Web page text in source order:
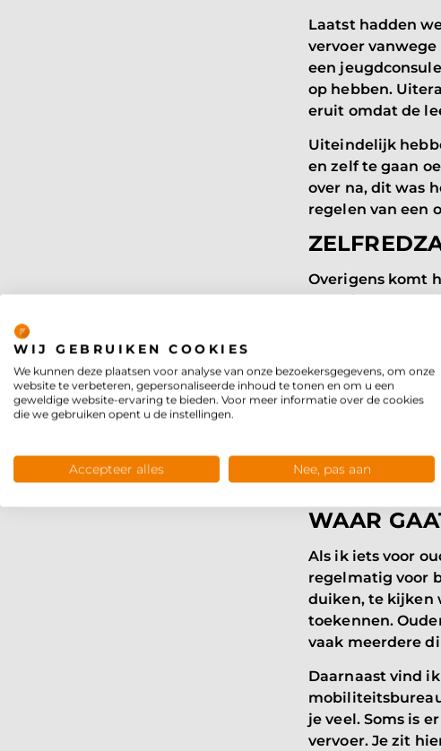
Laatst hadden
vervoer
een
op hebben.
eruit omdat de
Uiteindelijk
en zelf te gaan
over na, dit was
regelen van een
Overigens komt
maar ook door
precies op tijd
is het voor
DeVoor Elkaar
bijvoorbeeld
leren reizen
laatst hadden
ging oefenen.
WAAR
Als ik iets voor
regelmatig voor
duiken, te kijken
toekennen.
vaak meerdere
Daarnaast vind
je veel. Soms is
vervoer. Je zit
WIJ GEBRUIKEN COOKIES
We kunnen deze plaatsen voor analyse van onze bezoekersgegevens, om onze
website te verbeteren, gepersonaliseerde inhoud te tonen en om u een
geweldige website-ervaring te bieden. Voor meer informatie over de cookies
die we gebruiken opent u de instellingen.
Accepteer alles Nee, pas aan